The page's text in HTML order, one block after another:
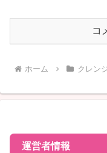
コ
ホーム クレン
運営者情報